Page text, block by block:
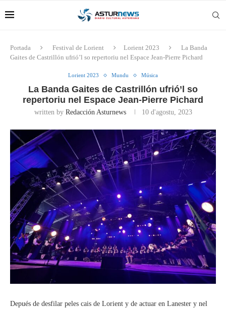
Portada Festival de Lorient Lorient 2023
La Banda
Gaites de Castrillón ufrió’l so repertoriu nel Espace Jean-Pierre Pichard
Lorient 2023 Mundu Música
La Banda Gaites de Castrillón ufrió’l so
repertoriu nel Espace Jean-Pierre Pichard
written by Redacción Asturnews 10 d'agostu, 2023
Depués de desfilar peles cais de Lorient y de actuar en Lanester y nel